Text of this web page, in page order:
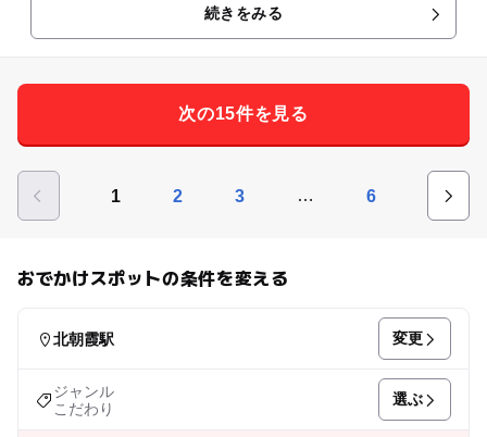
続きをみる
次の15件を見る
1 2 3 … 6
おでかけスポットの条件を変える
北朝霞駅 変更
ジャンル
こだわり
選ぶ